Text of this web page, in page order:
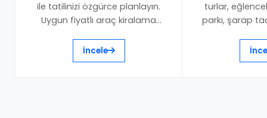
ile tatilinizi özgürce planlayın.
Uygun fiyatlı araç kiralama
İncele
turlar,
parkı, şarap